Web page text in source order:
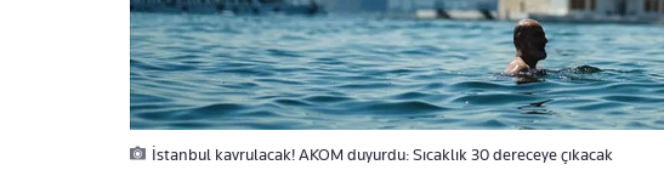
İstanbul kavrulacak! AKOM duyurdu: Sıcaklık 30 dereceye çıkacak